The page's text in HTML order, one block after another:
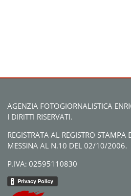
AGENZIA FOTOGIORNALISTICA
I DIRITTI RISERVATI.
REGISTRATA AL REGISTRO STAMPA
MESSINA AL N.10 DEL 02/10/2006.
P.IVA: 02595110830